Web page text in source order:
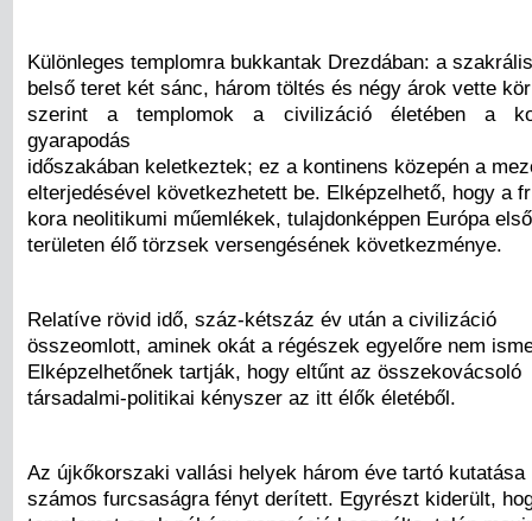
Különleges templomra bukkantak Drezdában: a szakrális
belső teret két sánc, három töltés és négy árok vette
szerint a templomok a civilizáció életében a
gyarapodás
időszakában keletkeztek; ez a kontinens közepén a
elterjedésével következhetett be. Elképzelhető, hogy a
kora neolitikumi műemlékek, tulajdonképpen Európa
területen élő törzsek versengésének következménye.
Relatíve rövid idő, száz-kétszáz év után a civilizáció
összeomlott, aminek okát a régészek egyelőre nem
Elképzelhetőnek tartják, hogy eltűnt az összekovácsoló
társadalmi-politikai kényszer az itt élők életéből.
Az újkőkorszaki vallási helyek három éve tartó kutatása
számos furcsaságra fényt derített. Egyrészt kiderült,